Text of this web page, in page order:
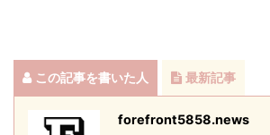
この記事を書いた人 最新記事
forefront5858.news